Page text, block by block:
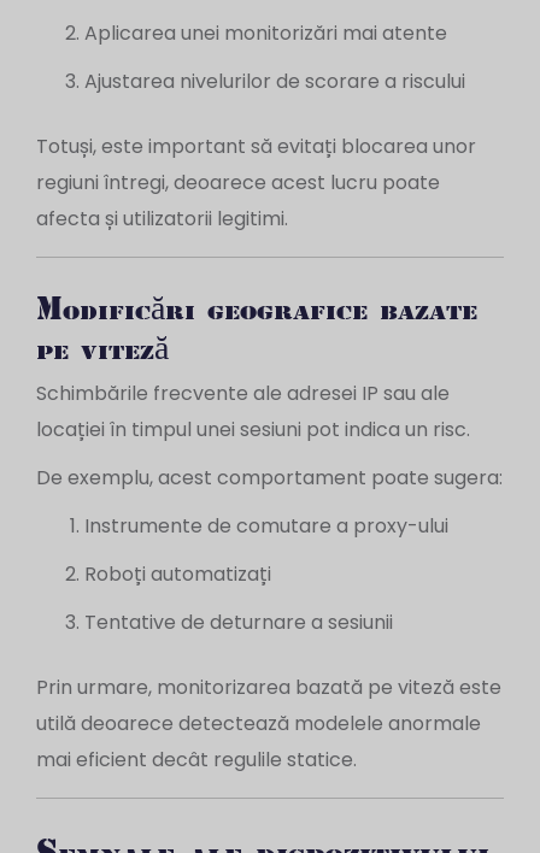
Aplicarea unei monitorizări mai atente
Ajustarea nivelurilor de scorare a riscului
Totuși, este important să evitați blocarea unor
regiuni întregi, deoarece acest lucru poate
afecta și utilizatorii legitimi.
Modificări geografice bazate
pe viteză
Schimbările frecvente ale adresei IP sau ale
locației în timpul unei sesiuni pot indica un risc.
De exemplu, acest comportament poate sugera:
Instrumente de comutare a proxy-ului
Roboți automatizați
Tentative de deturnare a sesiunii
Prin urmare, monitorizarea bazată pe viteză este
utilă deoarece detectează modelele anormale
mai eficient decât regulile statice.